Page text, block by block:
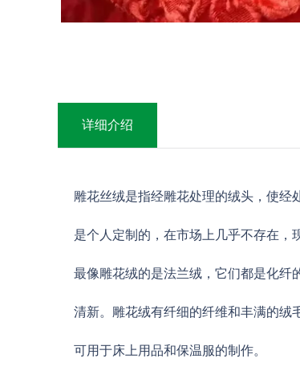
详细介绍
雕花丝绒是指经雕花处理的绒头，使
是个人定制的，在市场上几乎不存在，
最像雕花绒的是法兰绒，它们都是化纤
清新。雕花绒有纤细的纤维和丰满的绒
可用于床上用品和保温服的制作。